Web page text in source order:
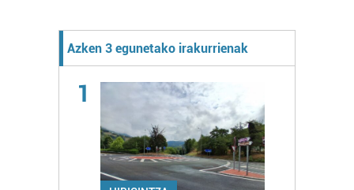
Azken 3 egunetako irakurrienak
1